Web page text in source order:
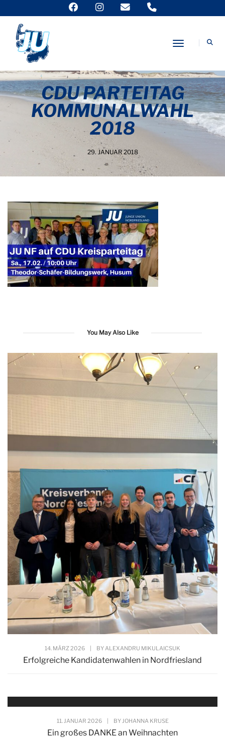
Toggle
CDU PARTEITAG
KOMMUNALWAHL
2018
29. JANUAR 2018
You May Also Like
14. MÄRZ 2026 | BY ALEXANDRU MIKULAICSUK
Erfolgreiche Kandidatenwahlen in Nordfriesland
11. JANUAR 2026 | BY JOHANNA KRUSE
Ein großes DANKE an Weihnachten